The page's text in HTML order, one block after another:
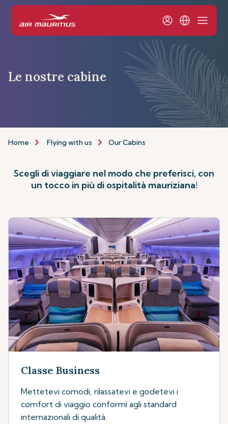
Le nostre cabine
Home Flying with us Our Cabins
Scegli di viaggiare nel modo che preferisci, con
un tocco in più di ospitalità mauriziana!
Classe Business
Mettetevi comodi, rilassatevi e godetevi i
comfort di viaggio conformi agli standard
internazionali di qualità.